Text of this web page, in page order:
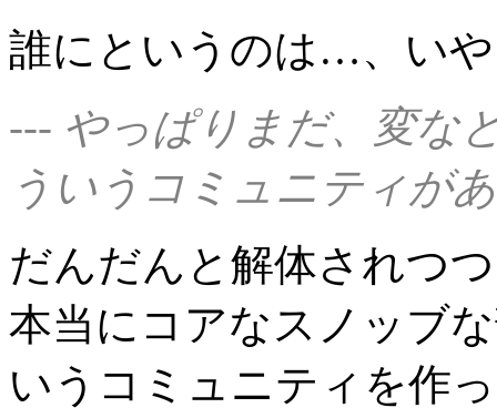
誰にというのは…、い
--- やっぱりまだ、変な
ういうコミュニティが
だんだんと解体されつ
本当にコアなスノッブ
いうコミュニティを作